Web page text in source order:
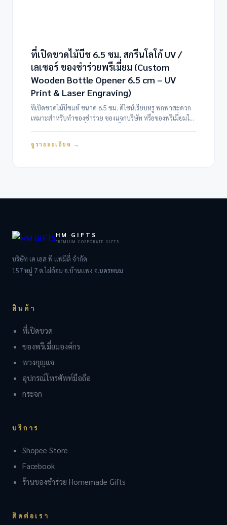
ที่เปิดขวดไม้บีช 6.5 ซม. สกรีนโลโก้ UV /
เลเซอร์ ของชำร่วยพรีเมี่ยม (Custom
Wooden Bottle Opener 6.5 cm – UV
Print & Laser Engraving)
ที่เปิดขวดไม้บีชแท้ ขนาด 6.5 ซม. ดีไซน์เรียบหรู พกพาสะดวก
เหมาะสำหรับทำของชำร่วย ของแจกบริษัท หรือของพรีเมี่ยมใน
ดูรายละเอียด →
HM GIFTS
PREMIUM CORPORATE GIFTS
บริษัท เค เอส พี แฟมิลี่ จำกัด
157 หมู่ 7 ต.ไผ่ล้อม อ.บ้านแพง จ.นครพนม
สินค้า
ที่เปิดขวด
ของพรีเมี่ยมองค์กร
พวงกุญแจ
อุปกรณ์โทรศัพท์มือถือ
กระจก
บริการ
Shopee Store
Facebook
ร้านของชำร่วย Homemade Gifts
ติดต่อเรา